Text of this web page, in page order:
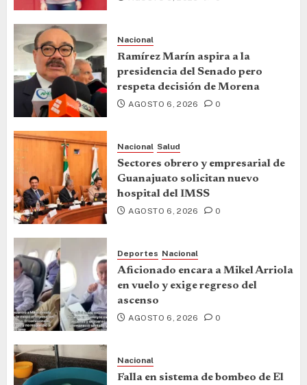
Nacional
Ramírez Marín aspira a la
presidencia del Senado pero
respeta decisión de Morena
AGOSTO 6, 2026 0
Nacional Salud
Sectores obrero y empresarial de
Guanajuato solicitan nuevo
hospital del IMSS
AGOSTO 6, 2026 0
Deportes Nacional
Aficionado encara a Mikel Arriola
en vuelo y exige regreso del
ascenso
AGOSTO 6, 2026 0
Nacional
Falla en sistema de bombeo de El